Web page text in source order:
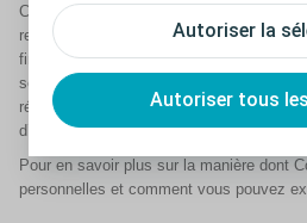
Autoriser la
Autoriser tous
Coloplast vous informe que vos données
recueillies ci-dessus font l’objet d’un
finalités la gestion des relations avec les
soin des stomies, troubles de la
réclamations des utilisateurs, l’envoi
d’informations sur les produits et
Pour en savoir plus sur la manière dont
personnelles et comment vous pouvez